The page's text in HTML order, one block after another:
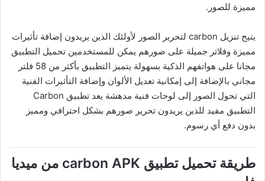
مميزة للصور.
يتيح تنزيل carbon لتحرير الصور لأولئك الذين يريدون إضافة تأثيرات
مميزة وفلاتر جميلة على صورهم يمكن للمستخدمين تحميل التطبيق
مجانا على هواتفهم الذكية بسهولة يتميز التطبيق بأكثر من 58 فلتر
مجاني بالإضافة إلى إمكانية تعديل الألوان وإضافة التأثيرات الفنية
التي تحول الصور إلى لوحات فنية مدهشة يعد تطبيق Carbon
التطبيق مفيد للذين يريدون تحرير صورهم بشكل احترافي ومميز
بدون دفع أي رسوم.
طريقة تحميل تطبيق carbon APK من ميديا